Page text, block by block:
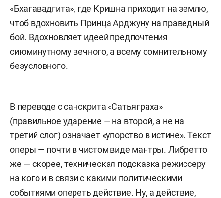
«Бхагавадгита», где Кришна приходит на землю,
чтоб вдохновить Принца Арджуну на праведный
бой. Вдохновляет идеей предпочтения
сиюминутному вечного, а всему сомнительному
безусловного.
В переводе с санскрита «Сатьяграха»
(правильное ударение — на второй, а не на
третий слог) означает «упорство в истине». Текст
оперы — почти в чистом виде мантры. Либретто
же — скорее, техническая подсказка режиссеру
на кого и в связи с какими политическими
событиями опереть действие. Ну, а действие,